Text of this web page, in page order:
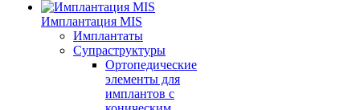
Имплантация MIS
Имплантаты
Супраструктуры
Ортопедические
элементы для
имплантов с